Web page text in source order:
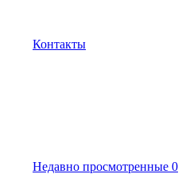
Контакты
Недавно просмотренные 0